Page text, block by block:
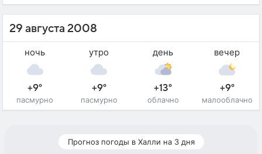
29 августа 2008
ночь
+9°
пасмурно
утро
+9°
пасмурно
день
+13°
облачно
вечер
+9°
малооблачно
Прогноз погоды в Халли на 3 дня